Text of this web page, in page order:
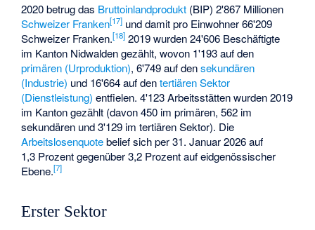
2020 betrug das Bruttoinlandprodukt (BIP) 2'867 Millionen
Schweizer Franken[17] und damit pro Einwohner 66'209
Schweizer Franken.[18] 2019 wurden 24'606 Beschäftigte
im Kanton Nidwalden gezählt, wovon 1'193 auf den
primären (Urproduktion), 6'749 auf densekundären
(Industrie) und 16'664 auf dentertiären Sektor
(Dienstleistung) entfielen. 4'123 Arbeitsstätten wurden 2019
im Kanton gezählt (davon 450 im primären, 562 im
sekundären und 3'129 im tertiären Sektor). Die
Arbeitslosenquotebelief sich per 31. Januar 2026 auf
1,3 Prozent gegenüber 3,2 Prozent auf eidgenössischer
Ebene.[7]
Erster Sektor